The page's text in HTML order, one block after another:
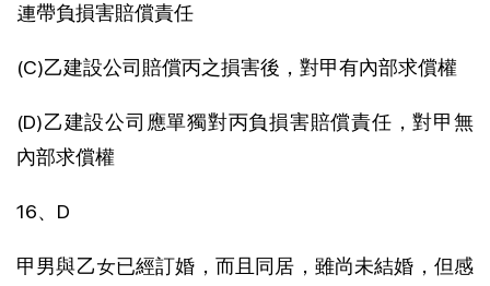
連帶負損害賠償責任
(C)乙建設公司賠償丙之損害後，對甲有內部求償權
(D)乙建設公司應單獨對丙負損害賠償責任，對甲無
內部求償權
16、D
甲男與乙女已經訂婚，而且同居，雖尚未結婚，但感